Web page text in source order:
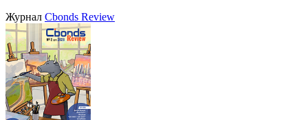
Журнал Cbonds Review